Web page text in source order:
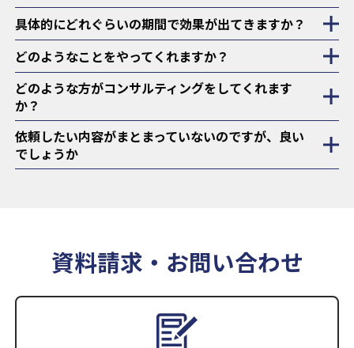
具体的にどれぐらいの期間で効果が出てきますか？
どのようなことをやってくれますか？
どのような方がコンサルティングをしてくれます
か？
依頼したい内容がまとまっていないのですが、良い
でしょうか
資料請求・お問い合わせ